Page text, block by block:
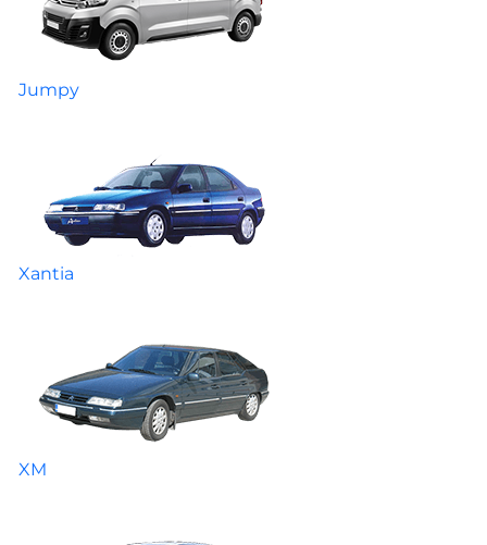
Jumpy
Xantia
XM